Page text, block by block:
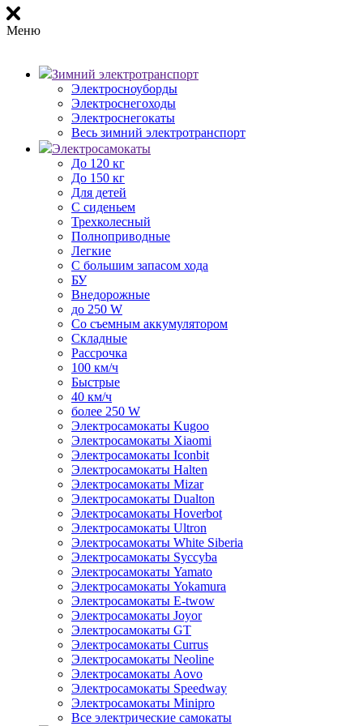
Меню
Зимний электротранспорт
Электросноуборды
Электроснегоходы
Электроснегокаты
Весь зимний электротранспорт
Электросамокаты
До 120 кг
До 150 кг
Для детей
С сиденьем
Трехколесный
Полноприводные
Легкие
С большим запасом хода
БУ
Внедорожные
до 250 W
Со съемным аккумулятором
Складные
Рассрочка
100 км/ч
Быстрые
40 км/ч
более 250 W
Электросамокаты Kugoo
Электросамокаты Xiaomi
Электросамокаты Iconbit
Электросамокаты Halten
Электросамокаты Mizar
Электросамокаты Dualton
Электросамокаты Hoverbot
Электросамокаты Ultron
Электросамокаты White Siberia
Электросамокаты Syccyba
Электросамокаты Yamato
Электросамокаты Yokamura
Электросамокаты E-twow
Электросамокаты Joyor
Электросамокаты GT
Электросамокаты Currus
Электросамокаты Neoline
Электросамокаты Aovo
Электросамокаты Speedway
Электросамокаты Minipro
Все электрические самокаты